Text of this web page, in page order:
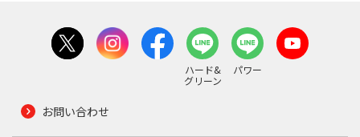
ハード&
グリーン
パワー
お問い合わせ